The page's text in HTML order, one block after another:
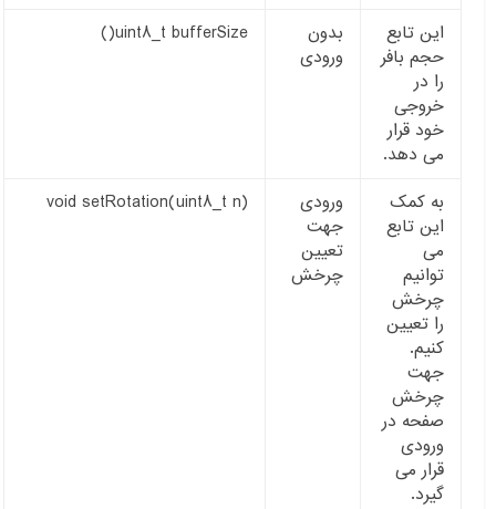
این تابع
حجم بافر
را در
خروجی
خود قرار
می دهد.
بدون
ورودی
uint8_t bufferSize()
به کمک
این تابع
می
توانیم
چرخش
را تعیین
کنیم.
جهت
چرخش
صفحه در
ورودی
قرار می
گیرد.
ورودی
جهت
تعیین
چرخش
void setRotation(uint8_t n)